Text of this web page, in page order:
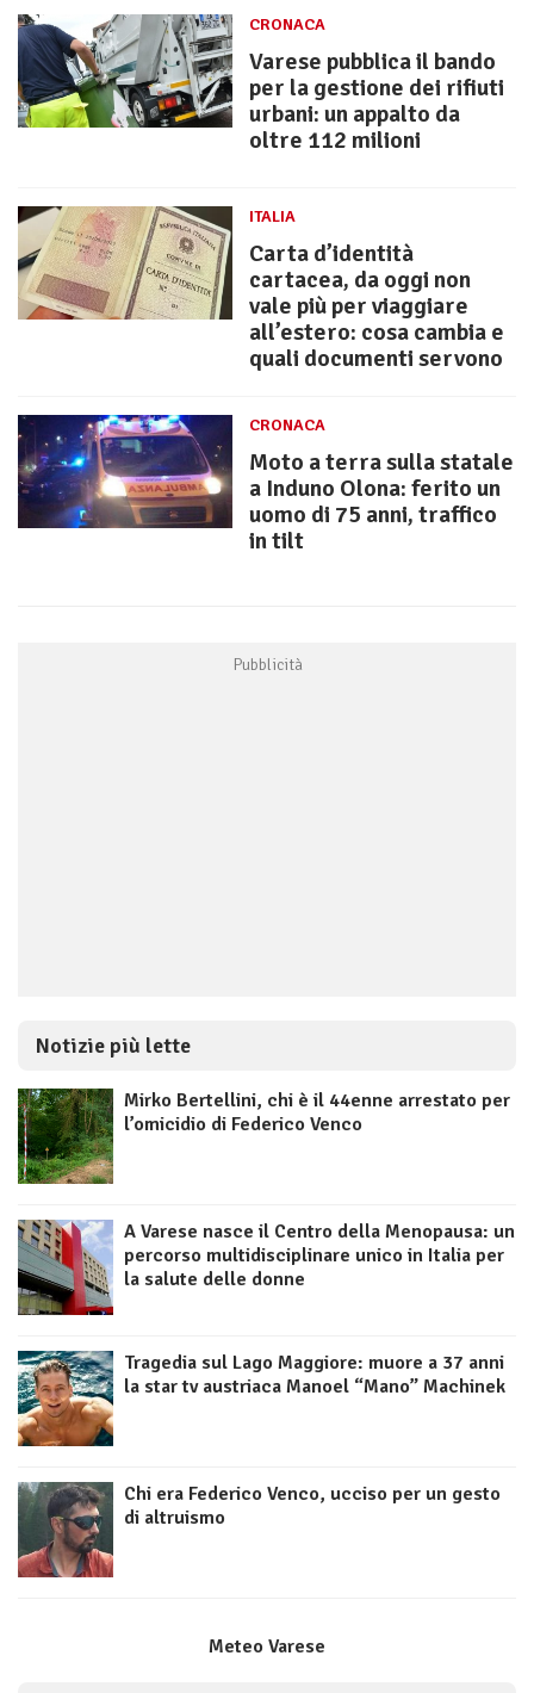
CRONACA
Varese pubblica il bando
per la gestione dei rifiuti
urbani: un appalto da
oltre 112 milioni
ITALIA
Carta d’identità
cartacea, da oggi non
vale più per viaggiare
all’estero: cosa cambia e
quali documenti servono
CRONACA
Moto a terra sulla statale
a Induno Olona: ferito un
uomo di 75 anni, traffico
in tilt
Notizie più lette
Mirko Bertellini, chi è il 44enne arrestato per
l’omicidio di Federico Venco
A Varese nasce il Centro della Menopausa: un
percorso multidisciplinare unico in Italia per
la salute delle donne
Tragedia sul Lago Maggiore: muore a 37 anni
la star tv austriaca Manoel “Mano” Machinek
Chi era Federico Venco, ucciso per un gesto
di altruismo
Meteo Varese